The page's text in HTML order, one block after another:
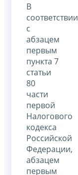
В
соответствии
с
абзацем
первым
пункта 7
статьи
80
части
первой
Налогового
кодекса
Российской
Федерации,
абзацем
первым